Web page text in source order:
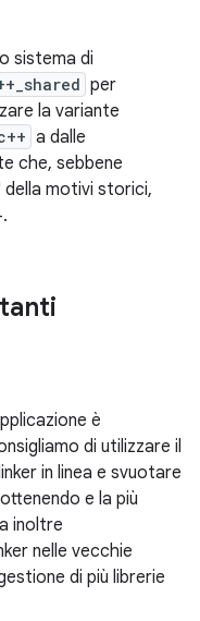
sistema di
per
la variante
a dalle
che, sebbene
della motivi storici,
è
di utilizzare il
in linea e svuotare
e la più
inoltre
nelle vecchie
di più librerie